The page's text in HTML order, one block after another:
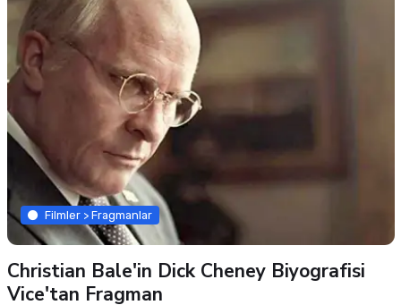
Filmler > Fragmanlar
Christian Bale'in Dick Cheney Biyografisi
Vice'tan Fragman